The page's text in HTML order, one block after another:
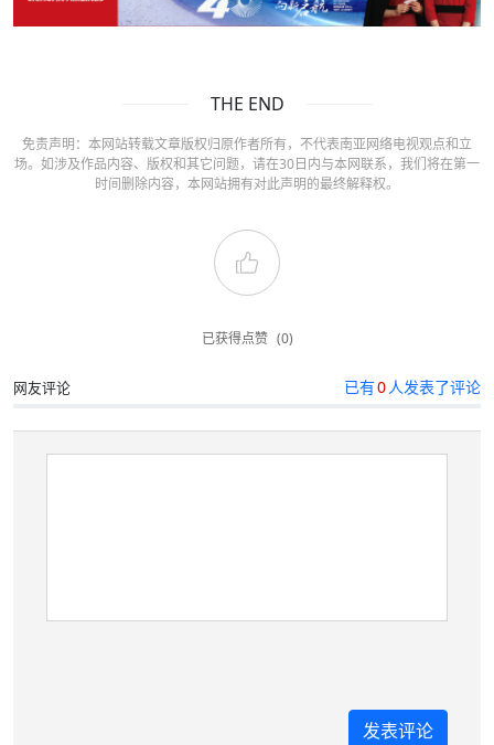
THE END
免责声明：本网站转载文章版权归原作者所有，不代表南亚网络电视观点和立
场。如涉及作品内容、版权和其它问题，请在30日内与本网联系，我们将在第一
时间删除内容，本网站拥有对此声明的最终解释权。
已获得点赞 (0)
网友评论 已有0人发表了评论